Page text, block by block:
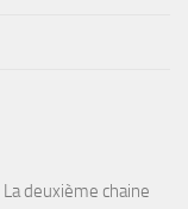
deuxième chaine